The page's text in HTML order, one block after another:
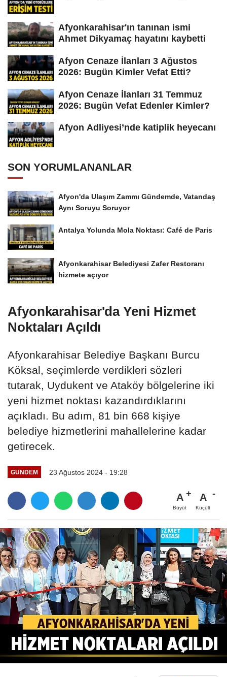
Afyonkarahisar'ın tanınan ismi
Ahmet Dikyamaç hayatını kaybetti
Afyon Cenaze İlanları 3 Ağustos
2026: Bugün Kimler Vefat Etti?
Afyon Cenaze İlanları 31 Temmuz
2026: Bugün Vefat Edenler Kimler?
Afyon Adliyesi’nde katiplik heyecanı
SON YORUMLANANLAR
Afyon'da Ulaşım Zammı Gündemde, Vatandaş
Aynı Soruyu Soruyor
Antalya Yolunda Mola Noktası: Café de Paris
Afyonkarahisar Belediyesi Zafer Restoranı
hizmete açıyor
Afyonkarahisar'da Yeni Hizmet
Noktaları Açıldı
Afyonkarahisar Belediye Başkanı Burcu
Köksal, seçimlerde verdikleri sözleri
tutarak, Uydukent ve Ataköy bölgelerine iki
yeni hizmet noktası kazandırdıklarını
açıkladı. Bu adım, 81 bin 668 kişiye
belediye hizmetlerini mahallelerine kadar
getirecek.
GÜNDEM 23 Ağustos 2024 - 19:28
A
Büyüt
A
Küçült